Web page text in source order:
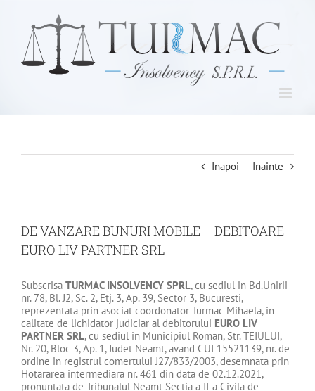
content
Inapoi Inainte
DE VANZARE BUNURI MOBILE – DEBITOARE
EURO LIV PARTNER SRL
Subscrisa TURMAC INSOLVENCY SPRL, cu sediul in Bd.Unirii
nr. 78, Bl. J2, Sc. 2, Etj. 3, Ap. 39, Sector 3, Bucuresti,
reprezentata prin asociat coordonator Turmac Mihaela, in
calitate de lichidator judiciar al debitorului EURO LIV
PARTNER SRL, cu sediul in Municipiul Roman, Str. TEIULUI,
Nr. 20, Bloc 3, Ap. 1, Judet Neamt, avand CUI 15521139, nr. de
ordine in registrul comertului J27/833/2003, desemnata prin
Hotararea intermediara nr. 461 din data de 02.12.2021,
pronuntata de Tribunalul Neamt Sectia a II-a Civila de